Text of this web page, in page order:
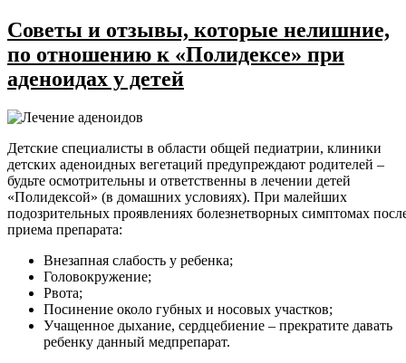
Советы и отзывы, которые нелишние,
по отношению к «Полидексе» при
аденоидах у детей
Детские специалисты в области общей педиатрии, клиники
детских аденоидных вегетаций предупреждают родителей –
будьте осмотрительны и ответственны в лечении детей
«Полидексой» (в домашних условиях). При малейших
подозрительных проявлениях болезнетворных симптомах
приема препарата:
Внезапная слабость у ребенка;
Головокружение;
Рвота;
Посинение около губных и носовых участков;
Учащенное дыхание, сердцебиение – прекратите давать
ребенку данный медпрепарат.